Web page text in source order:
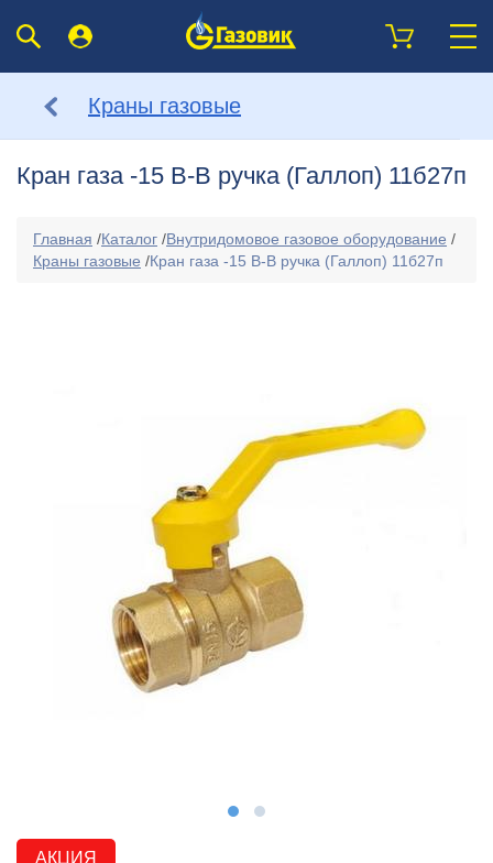
Краны газовые
Кран газа -15 В-В ручка (Галлоп) 11б27п
Главная /Каталог /Внутридомовое газовое оборудование /
Краны газовые /Кран газа -15 В-В ручка (Галлоп) 11б27п
АКЦИЯ